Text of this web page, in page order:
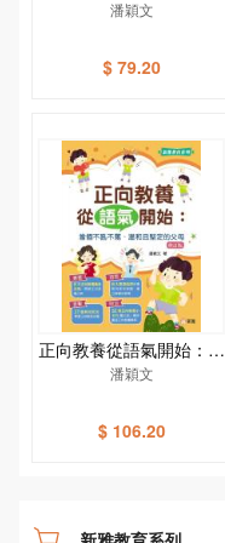
礙兒童社交訓練手冊
潘穎文
$ 79.20
正向教養從語氣開始：當
個不吼不罵、温和且堅定
教育系列]
潘穎文
$ 106.20